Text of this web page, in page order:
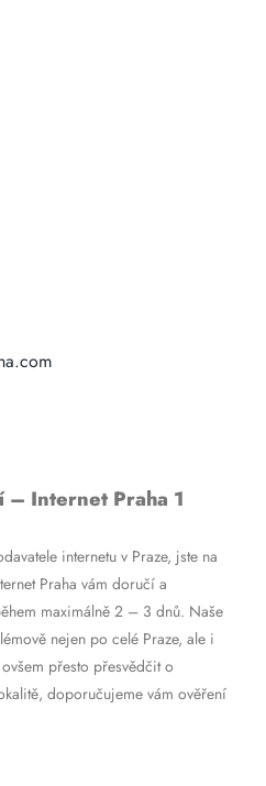
Internet Praha 1
internetu v Praze, jste na
Praha vám doručí a
maximálně 2 – 3 dnů. Naše
nejen po celé Praze, ale i
přesto přesvědčit o
doporučujeme vám ověření